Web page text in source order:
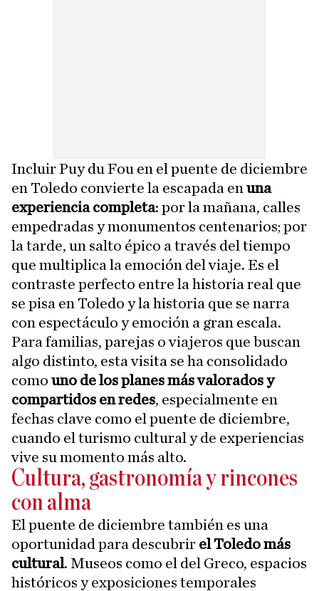
Incluir Puy du Fou en el puente de diciembre
en Toledo convierte la escapada en una
experiencia completa: por la mañana, calles
empedradas y monumentos centenarios; por
la tarde, un salto épico a través del tiempo
que multiplica la emoción del viaje. Es el
contraste perfecto entre la historia real que
se pisa en Toledo y la historia que se narra
con espectáculo y emoción a gran escala.
Para familias, parejas o viajeros que buscan
algo distinto, esta visita se ha consolidado
como uno de los planes más valorados y
compartidos en redes, especialmente en
fechas clave como el puente de diciembre,
cuando el turismo cultural y de experiencias
vive su momento más alto.
Cultura, gastronomía y rincones
con alma
El puente de diciembre también es una
oportunidad para descubrir el Toledo más
cultural. Museos como el del Greco, espacios
históricos y exposiciones temporales